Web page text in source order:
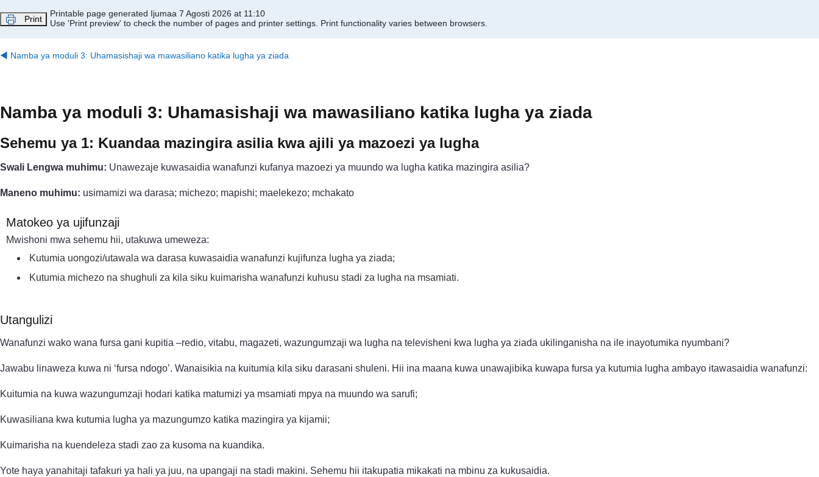
Print
Printable page generated Ijumaa 7 Agosti 2026 at 11:10
Use 'Print preview' to check the number of pages and printer settings. Print functionality varies between browsers.
◀︎ Namba ya moduli 3: Uhamasishaji wa mawasiliano katika lugha ya ziada
Namba ya moduli 3: Uhamasishaji wa mawasiliano katika lugha ya ziada
Sehemu ya 1: Kuandaa mazingira asilia kwa ajili ya mazoezi ya lugha
Swali Lengwa muhimu: Unawezaje kuwasaidia wanafunzi kufanya mazoezi ya muundo wa lugha katika mazingira asilia?
Maneno muhimu: usimamizi wa darasa; michezo; mapishi; maelekezo; mchakato
Matokeo ya ujifunzaji
Mwishoni mwa sehemu hii, utakuwa umeweza:
Kutumia uongozi/utawala wa darasa kuwasaidia wanafunzi kujifunza lugha ya ziada;
Kutumia michezo na shughuli za kila siku kuimarisha wanafunzi kuhusu stadi za lugha na msamiati.
Utangulizi
Wanafunzi wako wana fursa gani kupitia –redio, vitabu, magazeti, wazungumzaji wa lugha na televisheni kwa lugha ya ziada ukilinganisha na ile inayotumika nyumbani?
Jawabu linaweza kuwa ni ‘fursa ndogo’. Wanaisikia na kuitumia kila siku darasani shuleni. Hii ina maana kuwa unawajibika kuwapa fursa ya kutumia lugha ambayo itawasaidia wanafunzi:
Kuitumia na kuwa wazungumzaji hodari katika matumizi ya msamiati mpya na muundo wa sarufi;
Kuwasiliana kwa kutumia lugha ya mazungumzo katika mazingira ya kijamii;
Kuimarisha na kuendeleza stadi zao za kusoma na kuandika.
Yote haya yanahitaji tafakuri ya hali ya juu, na upangaji na stadi makini. Sehemu hii itakupatia mikakati na mbinu za kukusaidia.